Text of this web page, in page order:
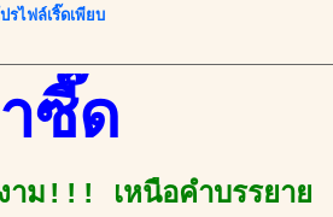
ไฟล์เริ๊ดเพียบ
ซี๊ด
าม!!! เหนือคำบรรยาย